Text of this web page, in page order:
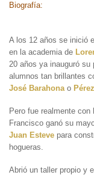
Biografía:
A los 12 años se inició
en la academia de
20 años ya inauguró
alumnos tan brillantes
José Barahona o
Pero fue realmente con
Francisco ganó su
Juan Esteve para
hogueras.
Abrió un taller propio y